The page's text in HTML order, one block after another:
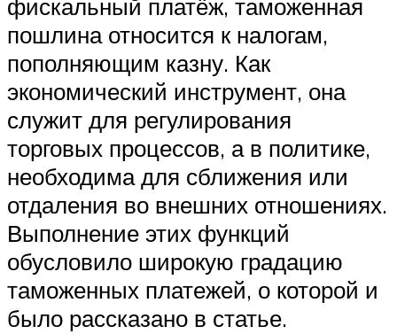
фискальный платёж, таможенная
пошлина относится к налогам,
пополняющим казну. Как
экономический инструмент, она
служит для регулирования
торговых процессов, а в политике,
необходима для сближения или
отдаления во внешних отношениях.
Выполнение этих функций
обусловило широкую градацию
таможенных платежей, о которой и
было рассказано в статье.